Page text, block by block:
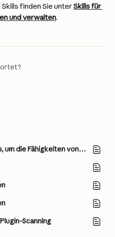
finden Sie unter Skills für
und verwalten.
Verwenden Sie Connectors, um die Fähigkeiten von Claude zu erweitern
Scanning